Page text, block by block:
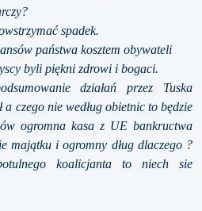
spadek.
państwa kosztem obywateli
byli piękni zdrowi i bogaci.
działań przez Tuska
czego nie według obietnic to będzie
ogromna kasa z UE bankructwa
majątku i ogromny dług dlaczego ?
koalicjanta to niech sie